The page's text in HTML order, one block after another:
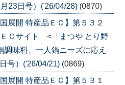
23日号）('26/04/28) (0870)
展開 特産品ＥＣ】第５３２
Ｃサイト <「まつや とり野
味料、一人鍋ニーズに応え
号）('26/04/21) (0869)
展開 特産品ＥＣ】第５３１